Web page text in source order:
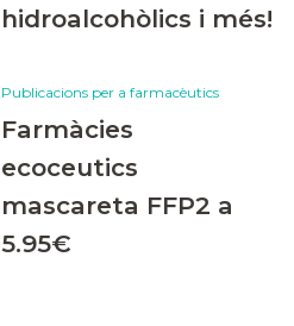
hidroalcohòlics i més!
Publicacions per a farmacèutics
Farmàcies
ecoceutics
mascareta FFP2 a
5.95€